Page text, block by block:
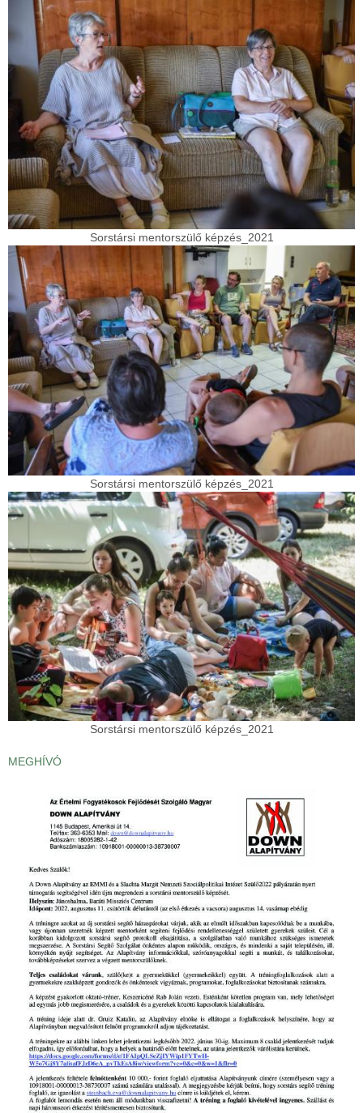
Sorstársi mentorszülő képzés_2021
Sorstársi mentorszülő képzés_2021
Sorstársi mentorszülő képzés_2021
MEGHÍVÓ